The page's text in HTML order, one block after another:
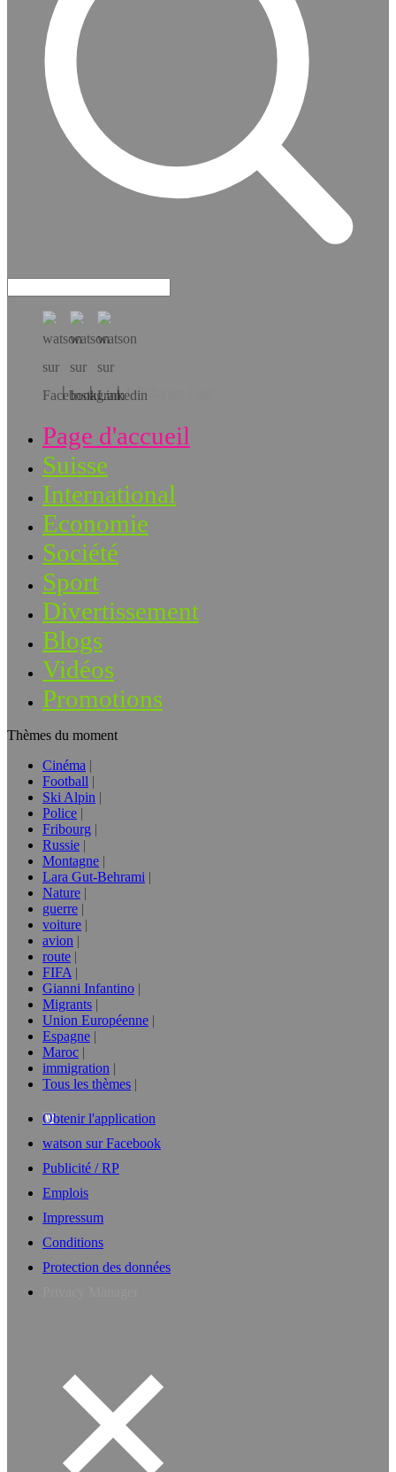
Téléchargez l’app!
Page d'accueil
Suisse
International
Economie
Société
Sport
Divertissement
Blogs
Vidéos
Promotions
Thèmes du moment
Cinéma
Football
Ski Alpin
Police
Fribourg
Russie
Montagne
Lara Gut-Behrami
Nature
guerre
voiture
avion
route
FIFA
Gianni Infantino
Migrants
Union Européenne
Espagne
Maroc
immigration
Tous les thèmes
Obtenir l'application
watson sur Facebook
Publicité / RP
Emplois
Impressum
Conditions
Protection des données